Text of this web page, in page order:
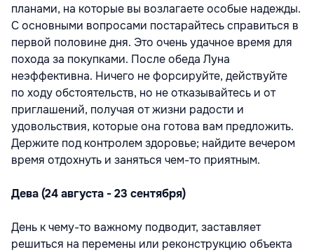
планами, на которые вы возлагаете особые надежды.
С основными вопросами постарайтесь справиться в
первой половине дня. Это очень удачное время для
похода за покупками. После обеда Луна
неэффективна. Ничего не форсируйте, действуйте
по ходу обстоятельств, но не отказывайтесь и от
приглашений, получая от жизни радости и
удовольствия, которые она готова вам предложить.
Держите под контролем здоровье; найдите вечером
время отдохнуть и заняться чем-то приятным.
Дева (24 августа - 23 сентября)
День к чему-то важному подводит, заставляет
решиться на перемены или реконструкцию объекта